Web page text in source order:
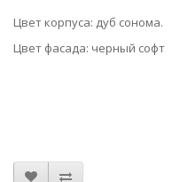
Цвет корпуса: дуб сонома.
Цвет фасада: черный софт